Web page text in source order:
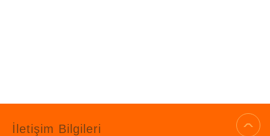
İletişim Bilgileri